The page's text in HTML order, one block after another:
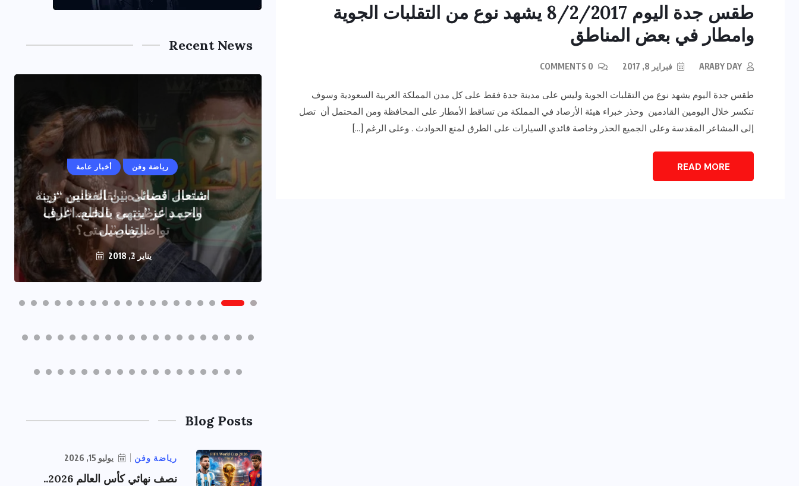
طقس جدة اليوم 8/2/2017 يشهد نوع من التقلبات الجوية
وامطار في بعض المناطق
ARABY DAY فبراير 8, 2017
طقس جدة اليوم يشهد نوع من التقلبات الجوية وليس على مدينة جدة فقط على كل مدن المملكة العربية السعودية وسوف
تنكسر خلال اليومين القادمين وحذر خبراء هيئة الأرصاد في المملكة من تساقط الأمطار على المحافظة ومن المحتمل أن تصل
إلى المشاعر المقدسة وعلى الجميع الحذر وخاصة قائدي السيارات على الطرق لمنع الحوادث . وعلى الرغم […]
READ MORE
Recent News
أخبار عامة رياضة وفن
اشتعال قضائى بين الفنانين “زينه
واحمد عز”ينتهى بالخلع..اعرف
التفاصيل
يناير 2, 2018
Blog Posts
رياضة وفن يوليو 15, 2026
نصف نهائي كأس العالم 2026..